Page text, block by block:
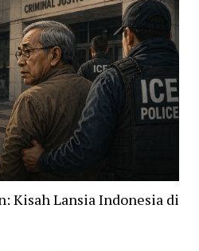
Kisah Lansia Indonesia di